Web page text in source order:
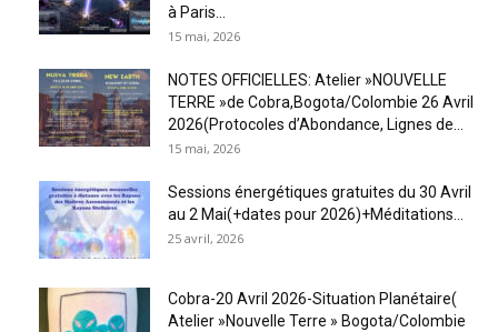
à Paris...
15 mai, 2026
NOTES OFFICIELLES: Atelier »NOUVELLE
TERRE »de Cobra,Bogota/Colombie 26 Avril
2026(Protocoles d’Abondance, Lignes de...
15 mai, 2026
Sessions énergétiques gratuites du 30 Avril
au 2 Mai(+dates pour 2026)+Méditations...
25 avril, 2026
Cobra-20 Avril 2026-Situation Planétaire(
Atelier »Nouvelle Terre » Bogota/Colombie